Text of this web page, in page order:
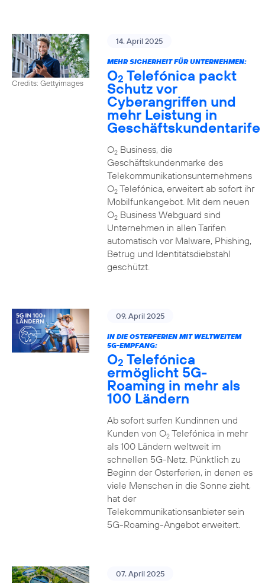
Credits: Gettyimages
14. April 2025
MEHR SICHERHEIT FÜR UNTERNEHMEN:
O2 Telefónica packt
Schutz vor
Cyberangriffen und
mehr Leistung in
Geschäftskundentarife
O2Business, die
Geschäftskundenmarke des
Telekommunikationsunternehmens
O2Telefónica, erweitert ab sofort ihr
Mobilfunkangebot. Mit dem neuen
O2Business Webguard sind
Unternehmen in allen Tarifen
automatisch vor Malware, Phishing,
Betrug und Identitätsdiebstahl
geschützt.
09. April 2025
IN DIE OSTERFERIEN MIT WELTWEITEM
5G-EMPFANG:
O2 Telefónica
ermöglicht 5G-
Roaming in mehr als
100 Ländern
Ab sofort surfen Kundinnen und
Kunden von O2Telefónica in mehr
als 100 Ländern weltweit im
schnellen 5G-Netz. Pünktlich zu
Beginn der Osterferien, in denen es
viele Menschen in die Sonne zieht,
hat der
Telekommunikationsanbieter sein
5G-Roaming-Angebot erweitert.
07. April 2025